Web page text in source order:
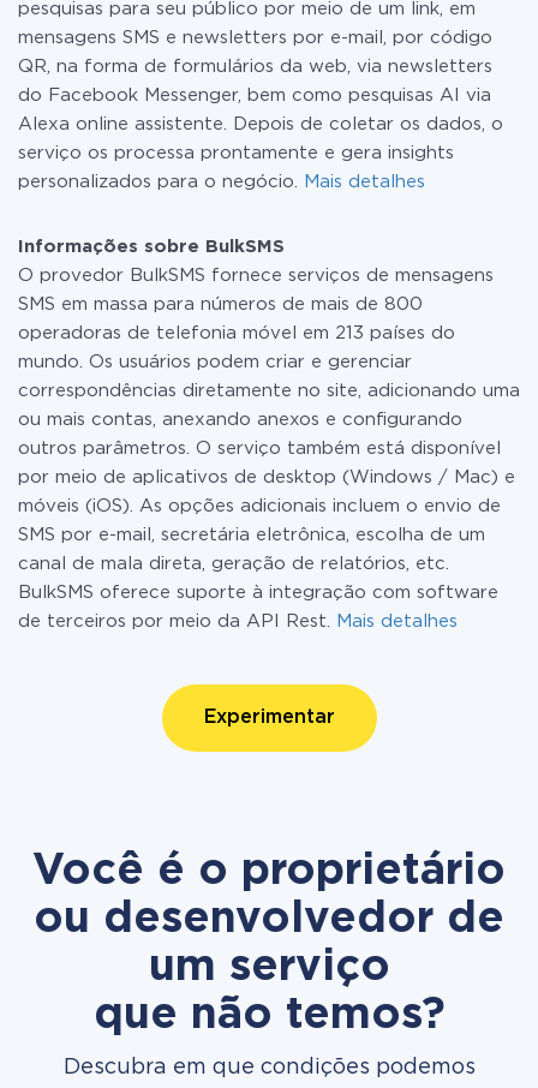
pesquisas para seu público por meio de um link, em
mensagens SMS e newsletters por e-mail, por código
QR, na forma de formulários da web, via newsletters
do Facebook Messenger, bem como pesquisas AI via
Alexa online assistente. Depois de coletar os dados, o
serviço os processa prontamente e gera insights
personalizados para o negócio.
Mais detalhes
Informações sobre BulkSMS
O provedor BulkSMS fornece serviços de mensagens
SMS em massa para números de mais de 800
operadoras de telefonia móvel em 213 países do
mundo. Os usuários podem criar e gerenciar
correspondências diretamente no site, adicionando uma
ou mais contas, anexando anexos e configurando
outros parâmetros. O serviço também está disponível
por meio de aplicativos de desktop (Windows / Mac) e
móveis (iOS). As opções adicionais incluem o envio de
SMS por e-mail, secretária eletrônica, escolha de um
canal de mala direta, geração de relatórios, etc.
BulkSMS oferece suporte à integração com software
de terceiros por meio da API Rest.
Mais detalhes
Experimentar
Você é o proprietário
ou desenvolvedor de
um serviço
que não temos?
Descubra em que condições podemos